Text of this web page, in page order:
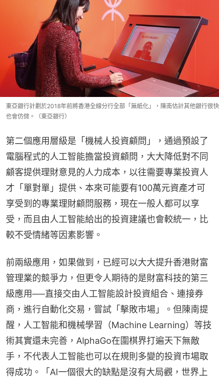
東亞銀行計劃於2018年前將香港全線分行全部「無紙化」，陳南估計其他銀行很快
也會仿傚。（東亞銀行）
第二個應用層級是「機械人投資顧問」，通過預設了
電腦程式的人工智能擔當投資顧問，大大降低對不同
顧客提供理財意見的人力成本，以往需要專業投資人
才「單對單」提供、本來可能要有100萬元資產才可
享受到的專業理財顧問服務，現在一般人都可以享
受，而且由人工智能給出的投資建議也會較統一，比
較不受情緒等因素影響。
前兩級應用，如果做到，已經可以大大提升香港財富
管理業的競爭力，但更令人期待的是財富科技的第三
級應用──直接交由人工智能設計投資組合、連接券
商，進行自動化交易，嘗試「擊敗市場」。但陳南提
醒，人工智能和機械學習（Machine Learning）等技
術其實還未完善，AlphaGo在圍棋界打遍天下無敵
手，不代表人工智能也可以在規則多變的投資市場取
得成功。「AI一個很大的缺點是沒有大局觀，世界上